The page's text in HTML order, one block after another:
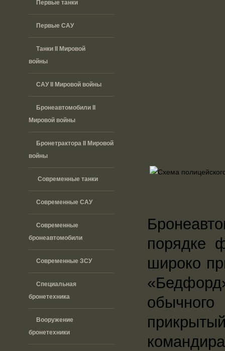
Первые танки
Первые САУ
Танки II Мировой
войны
САУ II Мировой войны
Бронеавтомобили II
Мировой войны
Бронетрактора II Мировой
войны
Современные танки
Современные САУ
Современные
бронеавтомобили
Современные ЗСУ
Специальная
бронетехника
Вооружение
бронетехники
порядке
широко